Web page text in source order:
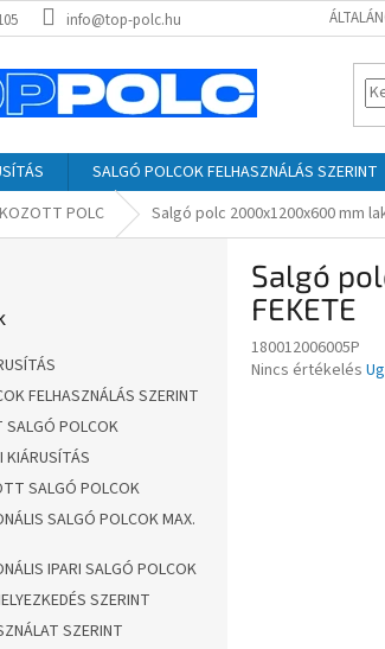
info@top-polc.hu
SALGÓ POLCOK FELHASZNÁLÁS SZERINT
POLC Salgó polc 2000x1200x600 mm
FELHASZNÁLÁS SZERINT
POLCOK
KIÁRUSÍTÁS
SALGÓ POLCOK
SALGÓ POLCOK MAX.
IPARI SALGÓ POLCOK
SZERINT
SZERINT
Salgó
FEKETE
180012006005P
A
Nincs értékelés